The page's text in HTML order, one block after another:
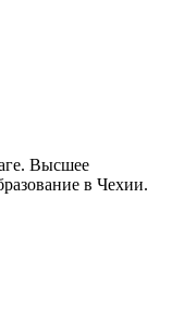
Высшее
в Чехии.